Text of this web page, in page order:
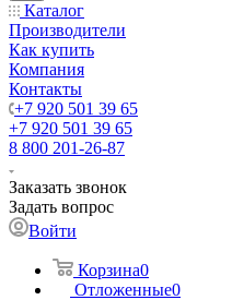
Каталог
Производители
Как купить
Компания
Контакты
+7 920 501 39 65
+7 920 501 39 65
8 800 201-26-87
Заказать звонок
Задать вопрос
Войти
Корзина0
Отложенные0